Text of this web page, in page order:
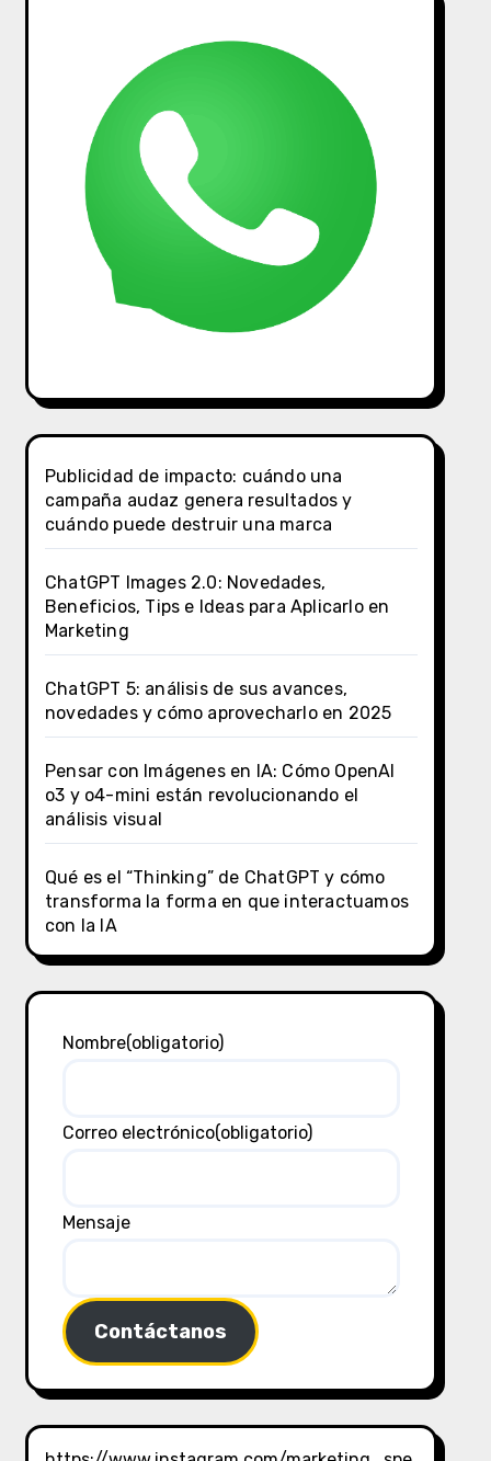
Publicidad de impacto: cuándo una
campaña audaz genera resultados y
cuándo puede destruir una marca
ChatGPT Images 2.0: Novedades,
Beneficios, Tips e Ideas para Aplicarlo en
Marketing
ChatGPT 5: análisis de sus avances,
novedades y cómo aprovecharlo en 2025
Pensar con Imágenes en IA: Cómo OpenAI
o3 y o4-mini están revolucionando el
análisis visual
Qué es el “Thinking” de ChatGPT y cómo
transforma la forma en que interactuamos
con la IA
Nombre(obligatorio)
Correo electrónico(obligatorio)
Mensaje
Contáctanos